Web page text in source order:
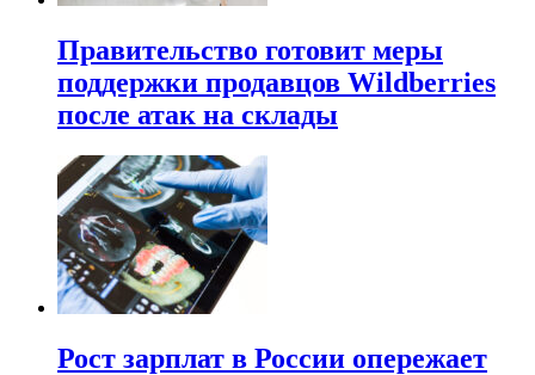
Правительство готовит меры
поддержки продавцов Wildberries
после атак на склады
Рост зарплат в России опережает